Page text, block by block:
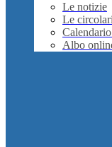
Le notizie
Le circolari
Albo